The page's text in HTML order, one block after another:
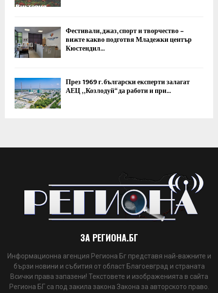
Фестивали, джаз, спорт и творчество –
вижте какво подготвя Младежки център
Кюстендил...
През 1969 г. български експерти залагат
АЕЦ „Козлодуй“ да работи и при...
ЗА РЕГИОНА.БГ
Информационна агенция Региона Бг представя най-важните и
бързи новини и събития от област Благоевград и страната
Всички права запазени! Текстовете и изображенията в сайта
Региона БГ са под закила закона Закона за авторското право.